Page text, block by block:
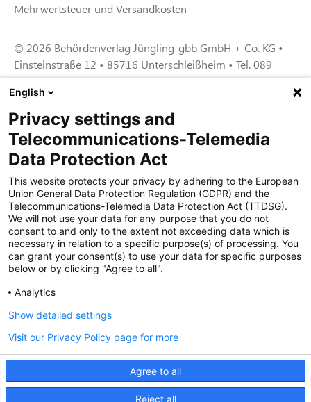
Mehrwertsteuer und Versandkosten
© 2026 Behördenverlag Jüngling-gbb GmbH + Co. KG •
Einsteinstraße 12 • 85716 Unterschleißheim • Tel. 089
374 360
Zertifiziert für das Sicherheitsmanagem
entsystem unter TU4® durch TÜViT Essen
Zertifiziert für das QM-System nach DIN EN
ISO 9001: 2015, Reg.-Nr. 44 100 091350
durch TÜV NORD CERT
Zertifiziert für Sicherheits- und
Zertifiziert als qualifiziertes Unternehmen für
öffentliche Aufträge durch das ABZ Bayern
im Auftrag der IHK und Handwerks-
kammern in Bayern
English
Privacy settings and
Telecommunications-Telemedia
Data Protection Act
This website protects your privacy by adhering to the European
Union General Data Protection Regulation (GDPR) and the
Telecommunications-Telemedia Data Protection Act (TTDSG).
We will not use your data for any purpose that you do not
consent to and only to the extent not exceeding data which is
necessary in relation to a specific purpose(s) of processing. You
can grant your consent(s) to use your data for specific purposes
below or by clicking "Agree to all".
Analytics
Agree to all
Reject all
Show detailed settings
Visit our Privacy Policy page for more